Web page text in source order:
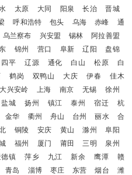
太原 大同 阳泉 长治
晋城
呼和浩特 包头 乌海 赤峰
通
乌兰察布 兴安盟 锡林
阿拉善盟
锦州 营口 阜新 辽阳
盘锦
四平 辽源 通化 白山 松原
白
鹤岗 双鸭山 大庆 伊春
佳木
大兴安岭 上海 南京 无锡
徐州
盐城 扬州 镇江 泰州 宿迁
杭
金华 衢州 舟山 台州 丽水
合
铜陵 安庆 黄山 滁州
阜阳
福州 厦门 莆田 三明
泉州
镇 萍乡 九江 新余 鹰潭
赣
青岛 淄博 枣庄 东营 烟台
潍